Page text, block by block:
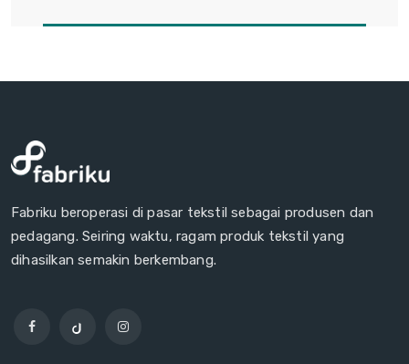
Fabriku beroperasi di pasar tekstil sebagai produsen dan
pedagang. Seiring waktu, ragam produk tekstil yang
dihasilkan semakin berkembang.